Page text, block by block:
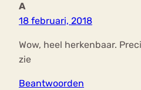
A
18 februari, 2018
Wow, heel herkenbaar.
zie
Beantwoorden